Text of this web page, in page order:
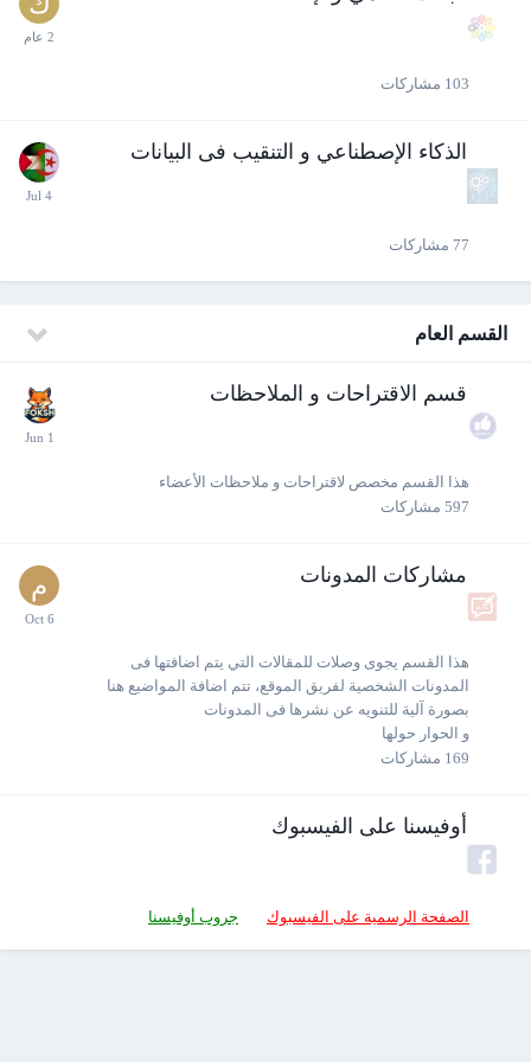
103 مشاركات
الذكاء الإصطناعي و التنقيب فى البيانات
77 مشاركات
القسم العام
قسم الاقتراحات و الملاحظات
هذا القسم مخصص لاقتراحات و ملاحظات الأعضاء
597 مشاركات
مشاركات المدونات
هذا القسم يجوى وصلات للمقالات التي يتم اضافتها فى
المدونات الشخصية لفريق الموقع، تتم اضافة المواضيع هنا
بصورة آلية للتنويه عن نشرها فى المدونات
و الحوار حولها
169 مشاركات
أوفيسنا على الفيسبوك
الصفحة الرسمية على الفيسبوك جروب أوفيسنا